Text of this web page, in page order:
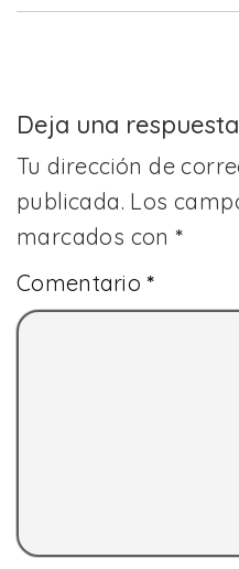
Deja una respuesta
Tu dirección de
publicada. Los
marcados con*
Comentario*